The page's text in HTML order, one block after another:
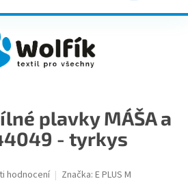
plavky MÁŠA a
- tyrkys
hodnocení Značka: E PLUS M